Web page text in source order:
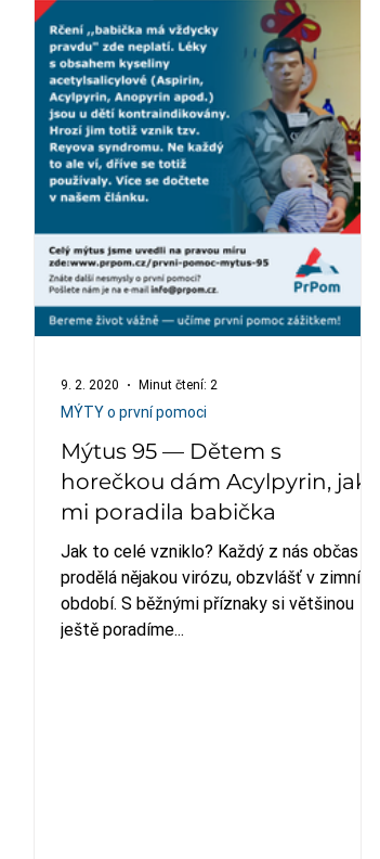
Mýtus 95 — Dětem s
horečkou dám Acylpyrin, jak
mi poradila babička
Jak to celé vzniklo? Každý z nás občas
prodělá nějakou virózu, obzvlášť v zimním
období. S běžnými příznaky si většinou
ještě poradíme...
MÝTY o první pomoci
9. 2. 2020 Minut čtení: 2